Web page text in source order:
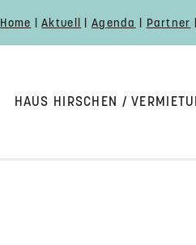
Home |Aktuell |Agenda | Partner |
HAUS HIRSCHEN /